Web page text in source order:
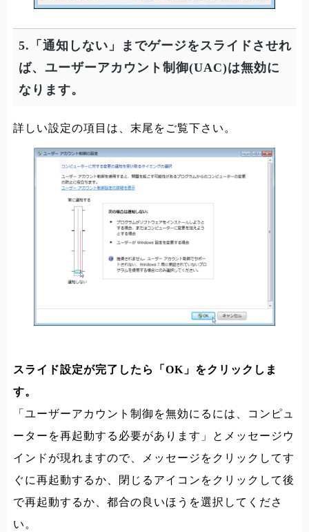
5.「通知しない」までゲージをスライドさせれ
ば、ユーザーアカウント制御(UAC)は無効に
なります。
詳しい設定の項目は、末尾をご覧下さい。
スライド設定が完了したら「OK」をクリックしま
す。
「ユーザーアカウント制御を無効にるには、コンピュ
ーターを再起動する必要があります」とメッセージウ
インドが現れますので、メッセージをクリックしてす
ぐに再起動するか、閉じるアイコンをクリックして後
で再起動するか、都合の良いほうを選択してくださ
い。